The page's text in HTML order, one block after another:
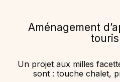
Aménagement
Un projet aux milles
sont : touche chalet,